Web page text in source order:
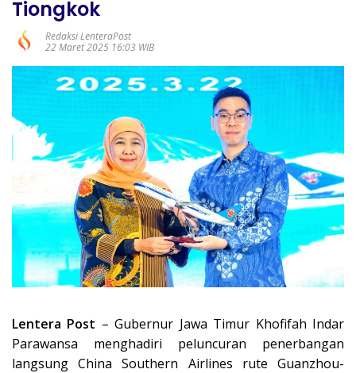
Tiongkok
Redaksi LenteraPost
22 Maret 2025 16:03 WIB
Lentera Post – Gubernur Jawa Timur Khofifah Indar
Parawansa menghadiri peluncuran penerbangan
langsung China Southern Airlines rute Guanzhou-